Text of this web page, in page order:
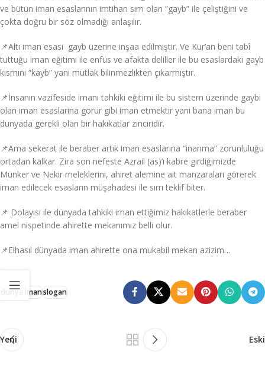
ve bütün iman esaslarının imtihan sırrı olan “gayb” ile çeliştiğini ve
çokta doğru bir söz olmadığı anlaşılır.
📌Altı iman esası gayb üzerine inşaa edilmiştir. Ve Kur’an beni tabî
tuttuğu iman eğitimi ile enfüs ve afakta deliller ile bu esaslardaki gayb
kısmını “kayb” yani mutlak bilinmezlikten çıkarmıştır.
📌İnsanın vazifeside imanı tahkiki eğitimi ile bu sistem üzerinde gaybi
olan iman esaslarına görür gibi iman etmektir yani bana iman bu
dünyada gerekli olan bir hakikatlar zinciridir.
📌Ama sekerat ile beraber artık iman esaslarına “inanma” zorunluluğu
ortadan kalkar. Zira son nefeste Azrail (as)’ı kabre girdiğimizde
Münker ve Nekir meleklerini, ahiret alemine ait manzaraları görerek
iman edilecek esasların müşahadesi ile sırrı teklif biter.
📌 Dolayısı ile dünyada tahkiki iman ettiğimiz hakikatlerle beraber
amel nispetinde ahirette mekanımız belli olur.
📌Elhasıl dünyada iman ahirette ona mukabil mekan azizim…
dünya İmanslogan
Yeni Eski